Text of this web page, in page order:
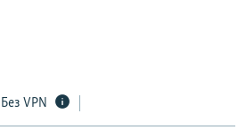
Без VPN